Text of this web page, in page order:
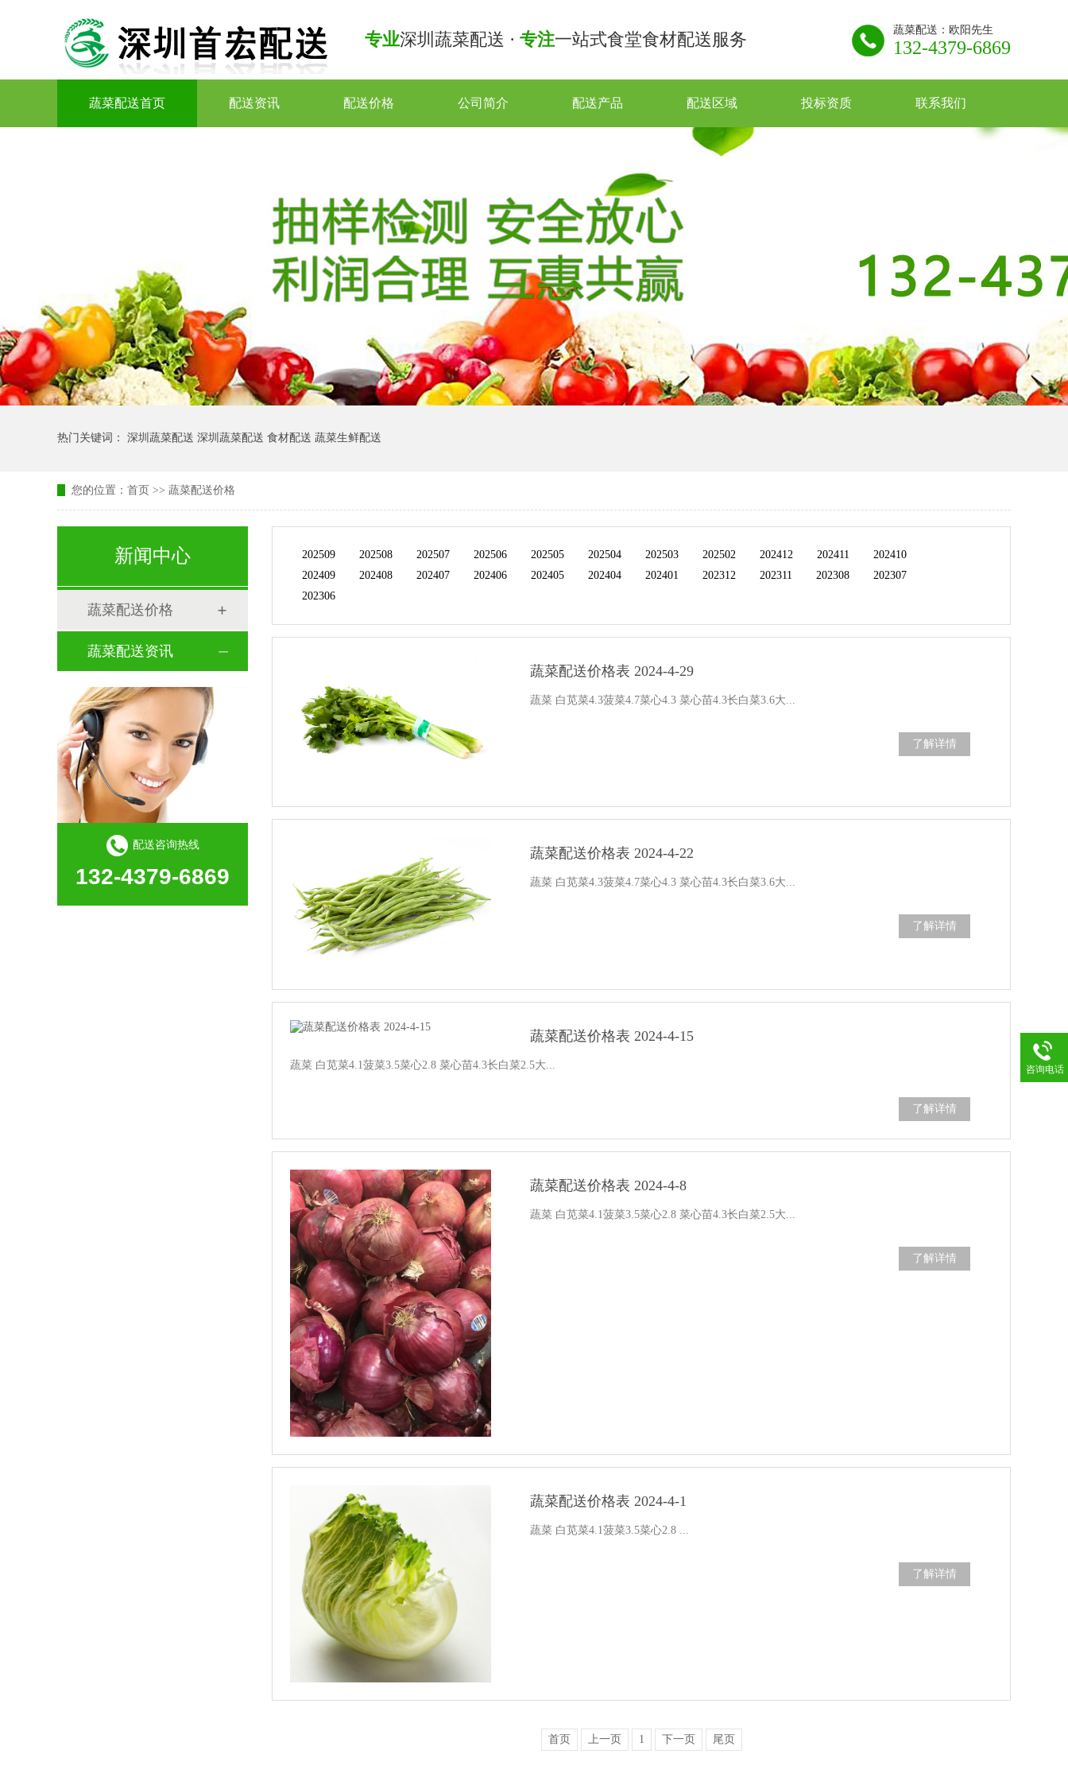
专业深圳蔬菜配送 · 专注一站式食堂食材配送服务 蔬菜配送：欧阳先生
132-4379-6869
蔬菜配送首页 配送资讯 配送价格 公司简介 配送产品 配送区域 投标资质 联系我们
热门关键词： 深圳蔬菜配送 深圳蔬菜配送 食材配送 蔬菜生鲜配送
您的位置： 首页 >> 蔬菜配送价格
新闻中心
蔬菜配送价格
蔬菜配送资讯
配送咨询热线
132-4379-6869
202509 202508 202507 202506 202505 202504 202503 202502 202412 202411
202410
202409
202408 202407 202406 202405 202404 202401 202312 202311 202308
202307
202306
蔬菜配送价格表 2024-4-29
蔬菜 白苋菜4.3菠菜4.7菜心4.3 菜心苗4.3长白菜3.6大...
了解详情
蔬菜配送价格表 2024-4-22
蔬菜 白苋菜4.3菠菜4.7菜心4.3 菜心苗4.3长白菜3.6大...
了解详情
蔬菜配送价格表 2024-4-15
蔬菜 白苋菜4.1菠菜3.5菜心2.8 菜心苗4.3长白菜2.5大...
了解详情
蔬菜配送价格表 2024-4-8
蔬菜 白苋菜4.1菠菜3.5菜心2.8 菜心苗4.3长白菜2.5大...
了解详情
蔬菜配送价格表 2024-4-1
蔬菜 白苋菜4.1菠菜3.5菜心2.8 ...
了解详情
首页 上一页 1 下一页 尾页
咨询电话